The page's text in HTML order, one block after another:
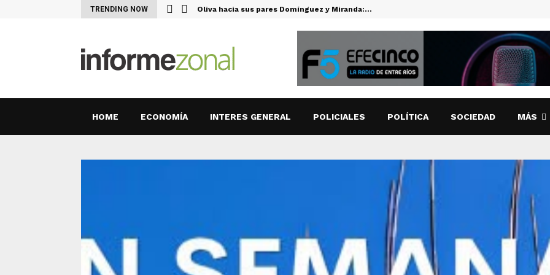
TRENDING NOW Oliva hacia sus pares Domínguez y Miranda:…
HOME ECONOMÍA INTERES GENERAL POLICIALES POLÍTICA SOCIEDAD MÁS